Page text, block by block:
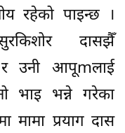
रहेको पाइन्छ ।
दासझैँ
र उनी आपूmलाई
भाइ भन्ने गरेका
मामा प्रयाग दास